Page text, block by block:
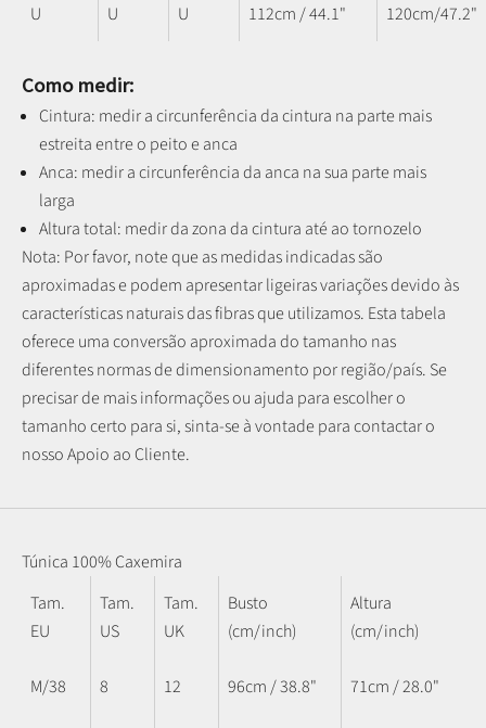
U U U 112cm / 44.1" 120cm/47.2"
Como medir:
Cintura: medir a circunferência da cintura na parte mais
estreita entre o peito e anca
Anca: medir a circunferência da anca na sua parte mais
larga
Altura total: medir da zona da cintura até ao tornozelo
Nota: Por favor, note que as medidas indicadas são
aproximadas e podem apresentar ligeiras variações devido às
características naturais das fibras que utilizamos. Esta tabela
oferece uma conversão aproximada do tamanho nas
diferentes normas de dimensionamento por região/país. Se
precisar de mais informações ou ajuda para escolher o
tamanho certo para si, sinta-se à vontade para contactar o
nosso Apoio ao Cliente.
Túnica 100% Caxemira
Tam.
EU
Tam.
US
Tam.
UK
Busto
(cm/inch)
Altura
(cm/inch)
M/38 8 12 96cm / 38.8" 71cm / 28.0"